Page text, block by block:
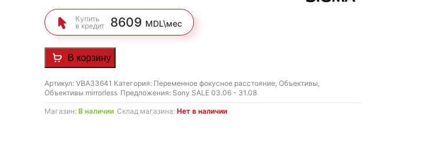
цена
составляла
27.990 MDL.
цена:
24.590 MDL.
Купить
в кредит
8609 MDL\мес
В корзину
Артикул:VBA33641 Категория: Переменное фокусное расстояние,Объективы,
Объективы mirrorless Предложения: Sony SALE 03.06 - 31.08
Магазин:В наличии Склад магазина:Нет в наличии